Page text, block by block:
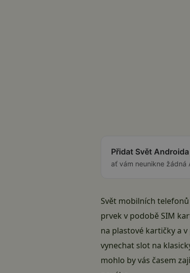
Přidat Svět
ať vám neunikne žádná
Svět mobilních
prvek v podobě SIM
na plastové kartičky a
vynechat slot na
mohlo by vás časem